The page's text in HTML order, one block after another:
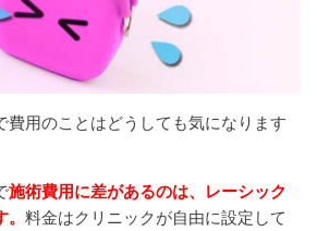
費用のことはどうしても気になります
施術費用に差があるのは、レーシック
料金はクリニックが自由に設定して